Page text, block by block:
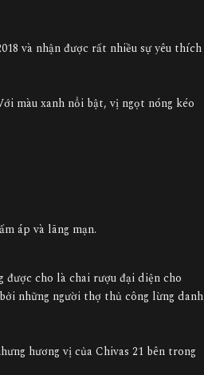
và nhận được rất nhiều sự yêu thích
màu xanh nổi bật, vị ngọt nóng kéo
áp và lãng mạn.
cho là chai rượu đại diện cho
những người thợ thủ công lừng danh
hương vị của Chivas 21 bên trong